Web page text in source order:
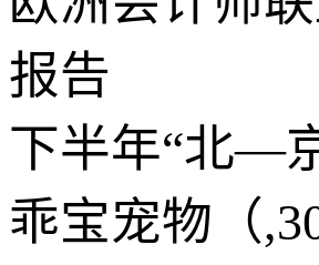
报告
下半年“北—
乖宝宠物（